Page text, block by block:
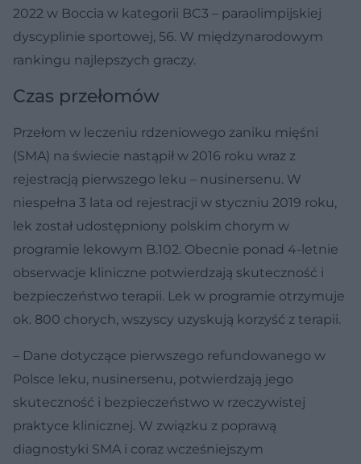
2022 w Boccia w kategorii BC3 – paraolimpijskiej
dyscyplinie sportowej, 56. W międzynarodowym
rankingu najlepszych graczy.
Czas przełomów
Przełom w leczeniu rdzeniowego zaniku mięśni
(SMA) na świecie nastąpił w 2016 roku wraz z
rejestracją pierwszego leku – nusinersenu. W
niespełna 3 lata od rejestracji w styczniu 2019 roku,
lek został udostępniony polskim chorym w
programie lekowym B.102. Obecnie ponad 4-letnie
obserwacje kliniczne potwierdzają skuteczność i
bezpieczeństwo terapii. Lek w programie otrzymuje
ok. 800 chorych, wszyscy uzyskują korzyść z terapii.
– Dane dotyczące pierwszego refundowanego w
Polsce leku, nusinersenu, potwierdzają jego
skuteczność i bezpieczeństwo w rzeczywistej
praktyce klinicznej. W związku z poprawą
diagnostyki SMA i coraz wcześniejszym